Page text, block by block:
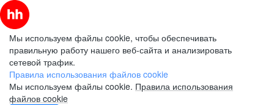
Мы используем файлы cookie, чтобы обеспечивать
правильную работу нашего веб-сайта и анализировать
сетевой трафик.
Правила использования файлов cookie
Мы используем файлы cookie. Правила использования
файлов cookie